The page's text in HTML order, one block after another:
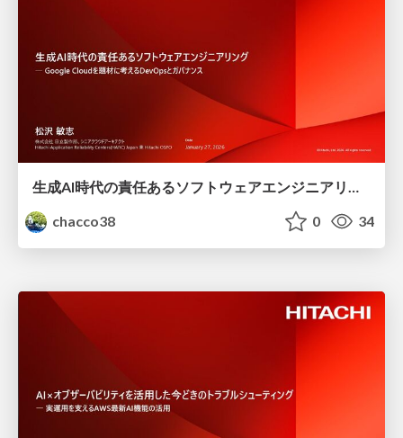
chacco38
0 34